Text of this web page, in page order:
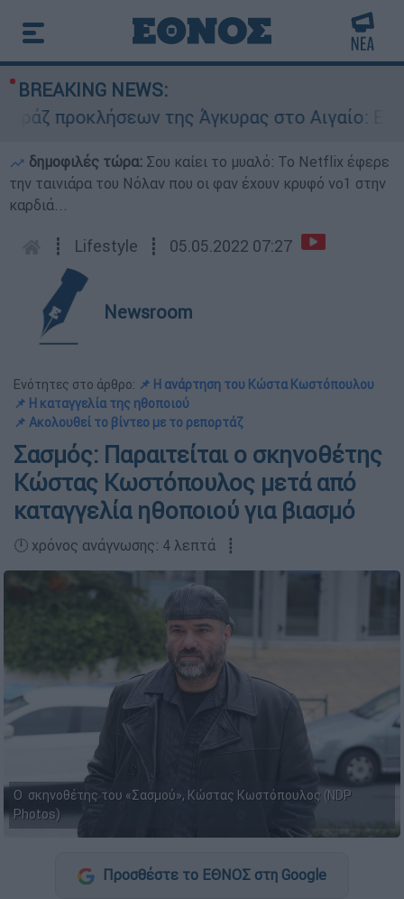
BREAKING NEWS:
της Άγκυρας στο Αιγαίο: Εικονική
δημοφιλές τώρα: Σου καίει το μυαλό: Το Netflix έφερε
την ταινιάρα του Νόλαν που οι φαν έχουν κρυφό νο1 στην
καρδιά...
┋ Lifestyle ┋ 05.05.2022 07:27
Newsroom
Ενότητες στο άρθρο: 📌 Η ανάρτηση του Κώστα Κωστόπουλου
📌 Η καταγγελία της ηθοποιού
📌 Ακολουθεί το βίντεο με το ρεπορτάζ
Σασμός: Παραιτείται ο σκηνοθέτης
Κώστας Κωστόπουλος μετά από
καταγγελία ηθοποιού για βιασμό
🕛 χρόνος ανάγνωσης: 4 λεπτά ┋
Ο σκηνοθέτης του «Σασμού», Κώστας Κωστόπουλος (NDP
Photos)
Προσθέστε το ΕΘΝΟΣ στη Google